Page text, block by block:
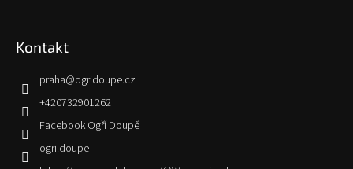
Kontakt
praha@ogridoupe.cz
+420732901262
Facebook Ogří Doupě
ogri.doupe